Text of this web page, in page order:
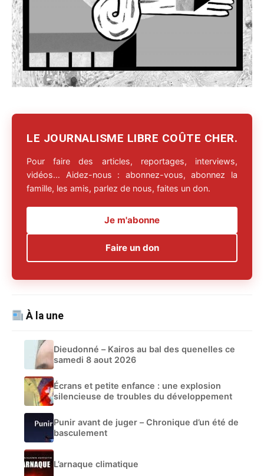
LE JOURNALISME LIBRE COÛTE CHER.
Pour faire des articles, reportages, interviews,
vidéos… Aidez-nous : abonnez-vous, abonnez la
famille, les amis, parlez de nous, faites un don.
Je m'abonne
Faire un don
À la une
Dieudonné – Kairos au bal des quenelles ce
samedi 8 aout 2026
Écrans et petite enfance : une explosion
silencieuse de troubles du développement
Punir avant de juger – Chronique d’un été de
basculement
L’arnaque climatique